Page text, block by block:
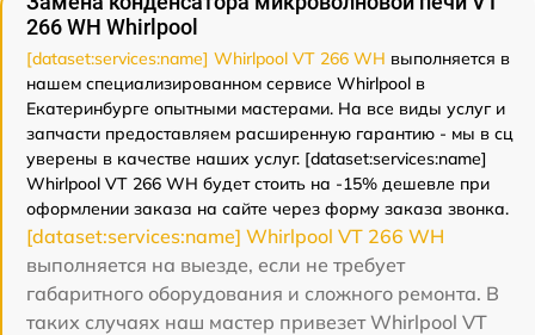
266 WH Whirlpool
[dataset:services:name] Whirlpool VT 266 WH выполняется в
нашем специализированном сервисе Whirlpool в
Екатеринбурге опытными мастерами. На все виды услуг и
запчасти предоставляем расширенную гарантию - мы в сц
уверены в качестве наших услуг. [dataset:services:name]
Whirlpool VT 266 WH будет стоить на -15% дешевле при
оформлении заказа на сайте через форму заказа звонка.
[dataset:services:name] Whirlpool VT 266 WH
выполняется на выезде, если не требует
габаритного оборудования и сложного ремонта. В
таких случаях наш мастер привезет Whirlpool VT